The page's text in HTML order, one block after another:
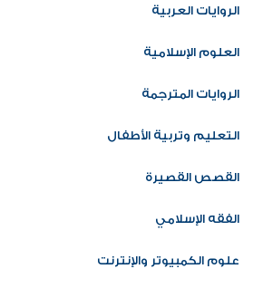
الروايات العربية
العلوم الإسلامية
الروايات المترجمة
التعليم وتربية الأطفال
القصص القصيرة
الفقه الإسلامي
علوم الكمبيوتر والإنترنت